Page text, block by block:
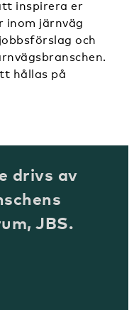
inspirera er
inom järnväg
och
hållas på
drivs av
JBS.